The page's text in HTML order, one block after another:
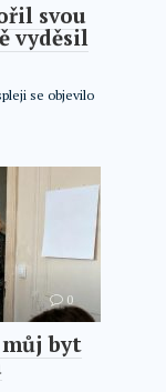
svou
vyděsil
se objevilo
0
byt